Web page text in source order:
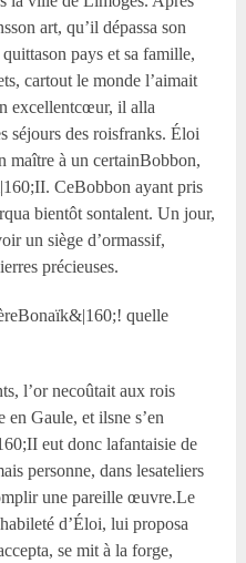
art, qu’il dépassa son
pays et sa famille,
cartout le monde l’aimait
excellentcœur, il alla
séjours des roisfranks. Éloi
maître à un certainBobbon,
CeBobbon ayant pris
bientôt sontalent. Un jour,
un siège d’ormassif,
précieuses.
quelle
l’or necoûtait aux rois
Gaule, et ilsne s’en
eut donc lafantaisie de
personne, dans lesateliers
une pareille œuvre.Le
d’Éloi, lui proposa
se mit à la forge,